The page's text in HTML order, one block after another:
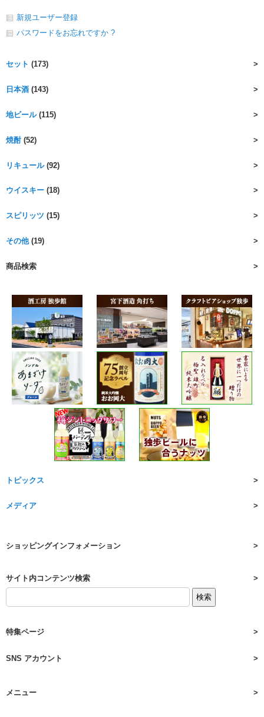
新規ユーザー登録
パスワードをお忘れですか ?
セット (173)
日本酒 (143)
地ビール(115)
焼酎(52)
リキュール(92)
ウイスキー (18)
スピリッツ (15)
その他(19)
商品検索
トピックス
メディア
ショッピングインフォメーション
サイト内コンテンツ検索
特集ページ
SNS アカウント
メニュー